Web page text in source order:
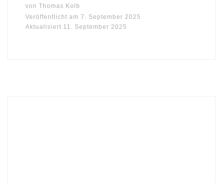
vonThomas Kolb
Veröffentlicht am7. September 2025
Aktualisiert 11. September 2025